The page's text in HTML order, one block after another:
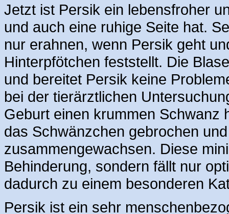
Jetzt ist Persik ein lebensfroher
und auch eine ruhige Seite hat.
nur erahnen, wenn Persik geht
Hinterpfötchen feststellt. Die
und bereitet Persik keine
bei der tierärztlichen
Geburt einen krummen Schwanz
das Schwänzchen gebrochen
zusammengewachsen. Diese
Behinderung, sondern fällt nur
dadurch zu einem besonderen
Persik ist ein sehr